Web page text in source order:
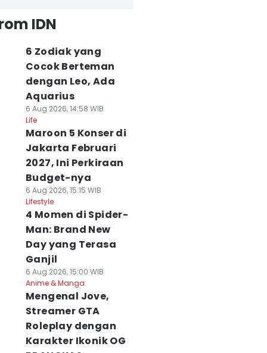
IDN
6 Zodiak yang
Cocok Berteman
dengan Leo, Ada
Aquarius
6 Aug 2026, 14:58 WIB
Life
Maroon 5 Konser di
Jakarta Februari
2027, Ini Perkiraan
Budget-nya
6 Aug 2026, 15:15 WIB
Lifestyle
4 Momen di Spider-
Man: Brand New
Day yang Terasa
Ganjil
6 Aug 2026, 15:00 WIB
Anime & Manga
Mengenal Jove,
Streamer GTA
Roleplay dengan
Karakter Ikonik OG